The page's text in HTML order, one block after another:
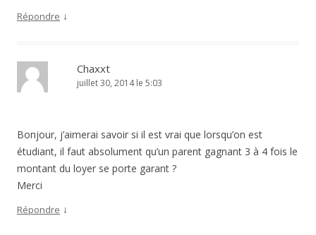
Répondre ↓
Chaxxt
juillet 30, 2014 le 5:03
Bonjour, j’aimerai savoir si il est vrai que lorsqu’on est
étudiant, il faut absolument qu’un parent gagnant 3 à 4 fois le
montant du loyer se porte garant ?
Merci
Répondre ↓